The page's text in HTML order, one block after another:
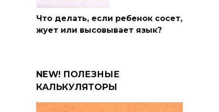
Что делать, если ребенок сосет,
жует или высовывает язык?
NEW! ПОЛЕЗНЫЕ
КАЛЬКУЛЯТОРЫ